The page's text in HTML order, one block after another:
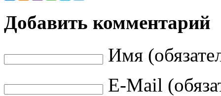
Добавить комментарий
Имя
E-Mail